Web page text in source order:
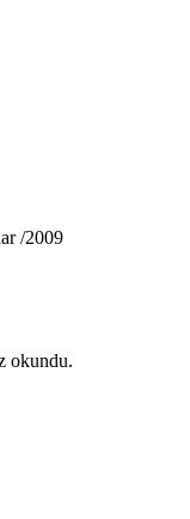
/2009
okundu.